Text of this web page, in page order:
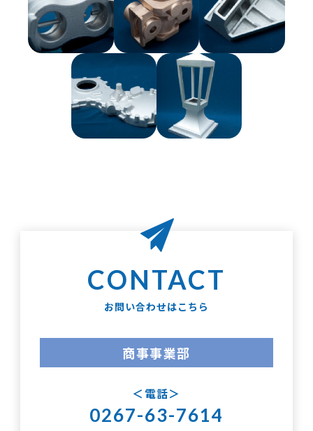
お問い合わせはこちら
商事事業部
電話
0267-63-7614